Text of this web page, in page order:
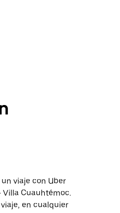
viaje con Uber
Villa Cuauhtémoc.
en cualquier